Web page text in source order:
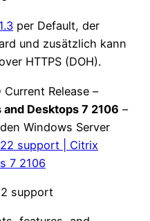
per Default, der
und zusätzlich kann
HTTPS (DOH).
Release –
Desktops 7 2106 –
Windows Server
support | Citrix
7 2106
support